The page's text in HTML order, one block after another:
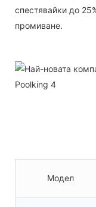
спестявайки до
промиване.
Модел